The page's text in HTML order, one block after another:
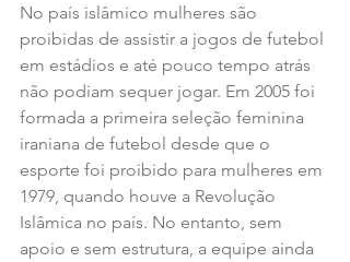
No país islâmico mulheres são
proibidas de assistir a jogos de futebol
em estádios e até pouco tempo atrás
não podiam sequer jogar. Em 2005 foi
formada a primeira seleção feminina
iraniana de futebol desde que o
esporte foi proibido para mulheres em
1979, quando houve a Revolução
Islâmica no país. No entanto, sem
apoio e sem estrutura, a equipe ainda